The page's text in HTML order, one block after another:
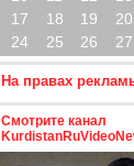
17
18 19 20
24
25 26 27
На правах
Смотрите канал